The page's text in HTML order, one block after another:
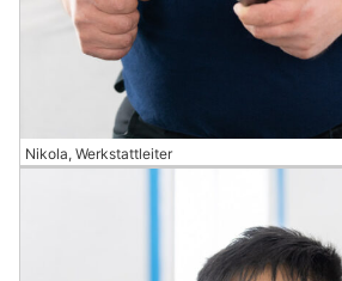
Nikola, Werkstattleiter